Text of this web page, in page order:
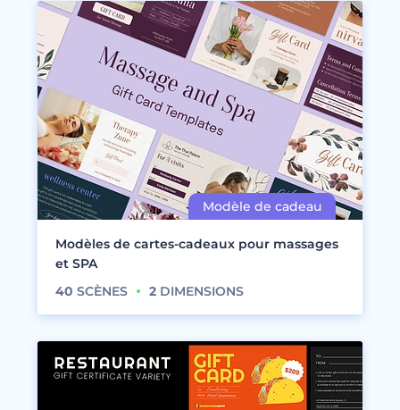
Modèles de cartes-cadeaux pour massages
et SPA
40 SCÈNES 2 DIMENSIONS